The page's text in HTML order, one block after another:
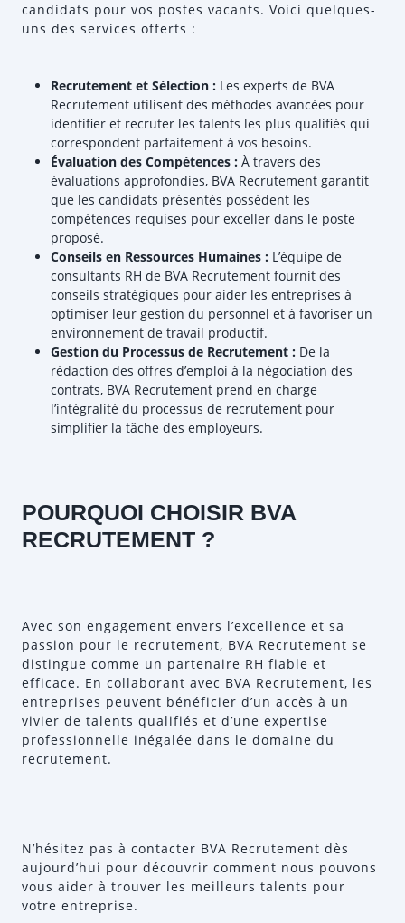
candidats pour vos postes vacants. Voici quelques-
uns des services offerts :
Recrutement et Sélection : Les experts de BVA
Recrutement utilisent des méthodes avancées pour
identifier et recruter les talents les plus qualifiés qui
correspondent parfaitement à vos besoins.
Évaluation des Compétences : À travers des
évaluations approfondies, BVA Recrutement garantit
que les candidats présentés possèdent les
compétences requises pour exceller dans le poste
proposé.
Conseils en Ressources Humaines : L’équipe de
consultants RH de BVA Recrutement fournit des
conseils stratégiques pour aider les entreprises à
optimiser leur gestion du personnel et à favoriser un
environnement de travail productif.
Gestion du Processus de Recrutement : De la
rédaction des offres d’emploi à la négociation des
contrats, BVA Recrutement prend en charge
l’intégralité du processus de recrutement pour
simplifier la tâche des employeurs.
POURQUOI CHOISIR BVA
RECRUTEMENT ?
Avec son engagement envers l’excellence et sa
passion pour le recrutement, BVA Recrutement se
distingue comme un partenaire RH fiable et
efficace. En collaborant avec BVA Recrutement, les
entreprises peuvent bénéficier d’un accès à un
vivier de talents qualifiés et d’une expertise
professionnelle inégalée dans le domaine du
recrutement.
N’hésitez pas à contacter BVA Recrutement dès
aujourd’hui pour découvrir comment nous pouvons
vous aider à trouver les meilleurs talents pour
votre entreprise.